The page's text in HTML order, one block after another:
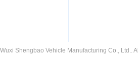
Shengbao Vehicle Manufacturing Co., Ltd.. All